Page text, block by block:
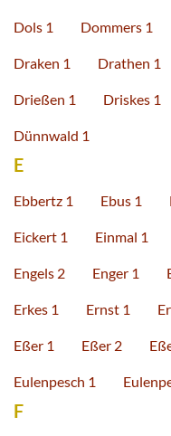
Dols 1 Dommers 1
Draken 1 Drathen 1
Drießen 1 Driskes 1
Dünnwald 1
E
Ebbertz 1 Ebus 1
Eickert 1 Einmal 1
Engels 2 Enger 1
Erkes 1 Ernst 1
Eßer 1 Eßer 2
Eulenpesch 1
F